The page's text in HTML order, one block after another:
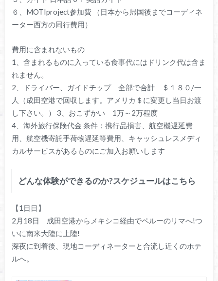
６、MOTIproject参加費 （日本から帰国後までコーディネ
ーター西方の同行費用）
費用に含まれないもの
1、含まれるものに入っている食事代にはドリンク代は含ま
れません。
2、ドライバー、ガイドチップ 全部で合計 ＄１８０/一
人（成田空港で回収します。アメリカ＄に変更し当日お渡
し下さい。） 3、おこずかい 1万～2万程度
4、海外旅行保険代金 条件：携行品損害、航空機遅延費
用、航空機寄託手荷物遅延等費用、キャッシュレスメディ
カルサービスがあるものにご加入お願いします
どんな体験ができるのか?スケジュールはこちら
【1日目】
2月18日 成田空港からメキシコ経由でペルーのリマへ!つ
いに南米大陸に上陸!
深夜に到着後、現地コーディネーターと合流し近くのホテ
ルへ。